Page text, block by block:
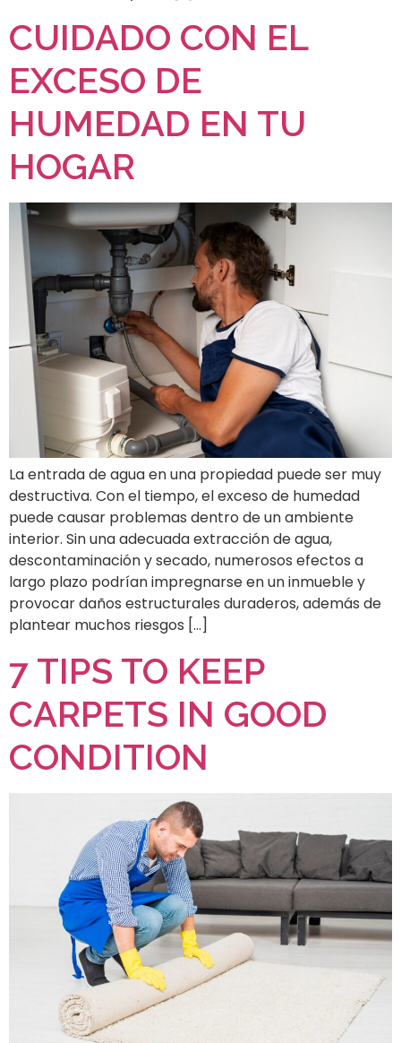
CUIDADO CON EL
EXCESO DE
HUMEDAD EN TU
HOGAR
La entrada de agua en una propiedad puede ser muy
destructiva. Con el tiempo, el exceso de humedad
puede causar problemas dentro de un ambiente
interior. Sin una adecuada extracción de agua,
descontaminación y secado, numerosos efectos a
largo plazo podrían impregnarse en un inmueble y
provocar daños estructurales duraderos, además de
plantear muchos riesgos […]
7 TIPS TO KEEP
CARPETS IN GOOD
CONDITION